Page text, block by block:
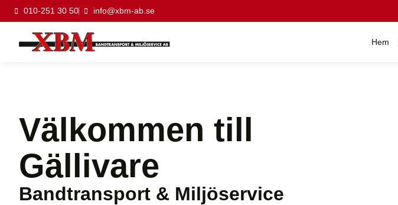
010-251 30 50 info@xbm-ab.se
Hem
Välkommen till
Gällivare
Bandtransport & Miljöservice